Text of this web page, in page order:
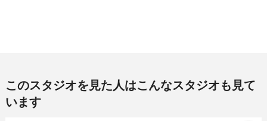
このスタジオを見た人はこんなスタジオも見て
います